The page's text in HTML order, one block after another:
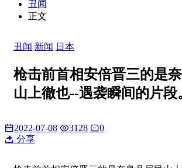
丑闻
正文
丑闻 新闻 日本
枪击前首相安倍晋三的是
山上徹也--遇袭瞬间的片段
2022-07-08 3128
0
分享